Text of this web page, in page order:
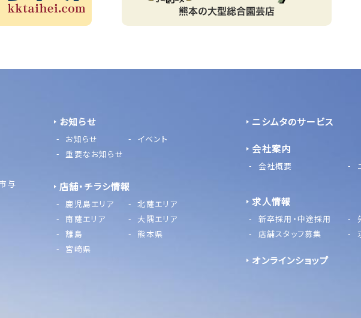
与
お知らせ
お知らせ
イベント
重要なお知らせ
店舗・チラシ情報
鹿児島エリア
北薩エリア
南薩エリア
大隅エリア
離島
熊本県
宮崎県
ニシムタのサービス
会社案内
会社概要
求人情報
新卒採用・中途採用
店舗スタッフ募集
オンラインショップ